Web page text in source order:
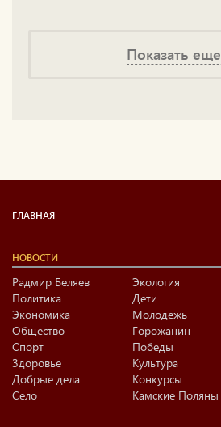
Показать еще
ГЛАВНАЯ
НОВОСТИ
Радмир Беляев
Политика
Экономика
Общество
Спорт
Здоровье
Добрые дела
Село
Экология
Дети
Молодежь
Горожанин
Победы
Культура
Конкурсы
Камские Поляны